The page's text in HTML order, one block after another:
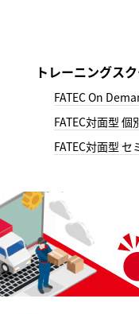
トレーニングス
FATEC On
FATEC対面型 個
FATEC対面型